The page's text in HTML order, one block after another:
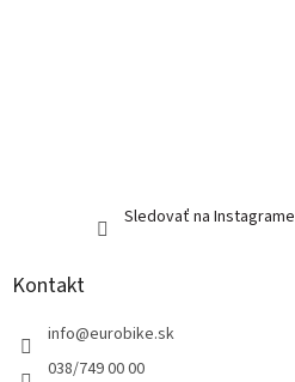
Sledovať na Instagrame
Kontakt
info@eurobike.sk
038/749 00 00